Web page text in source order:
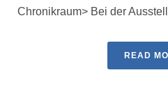
Chronikraum> Bei der
READ